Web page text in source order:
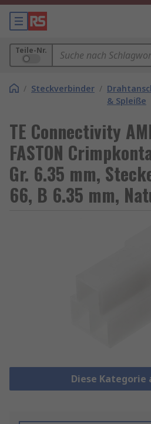
Teile-Nr.
/ Steckverbinder /
& Spleiße
TE Connectivity
FASTON
Gr. 6.35 mm,
66, B 6.35 mm,
Diese Kategorie